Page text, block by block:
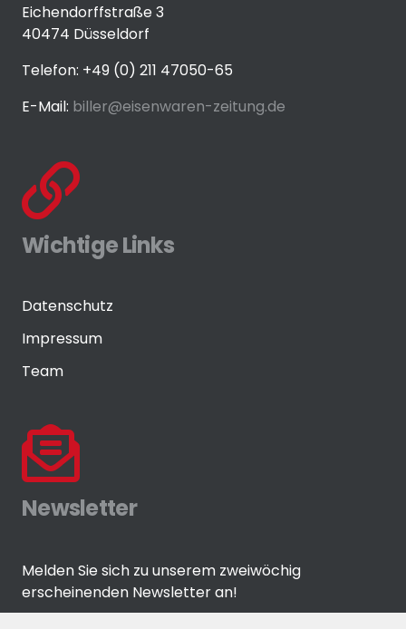
Eichendorffstraße 3
40474 Düsseldorf
Telefon: +49 (0) 211 47050-65
E-Mail: biller@eisenwaren-zeitung.de
Wichtige Links
Datenschutz
Impressum
Team
Newsletter
Melden Sie sich zu unserem zweiwöchig
erscheinenden Newsletter an!